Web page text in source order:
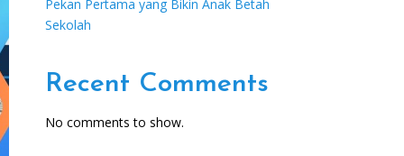
Pekan Pertama yang Bikin Anak Betah
Sekolah
Recent Comments
No comments to show.